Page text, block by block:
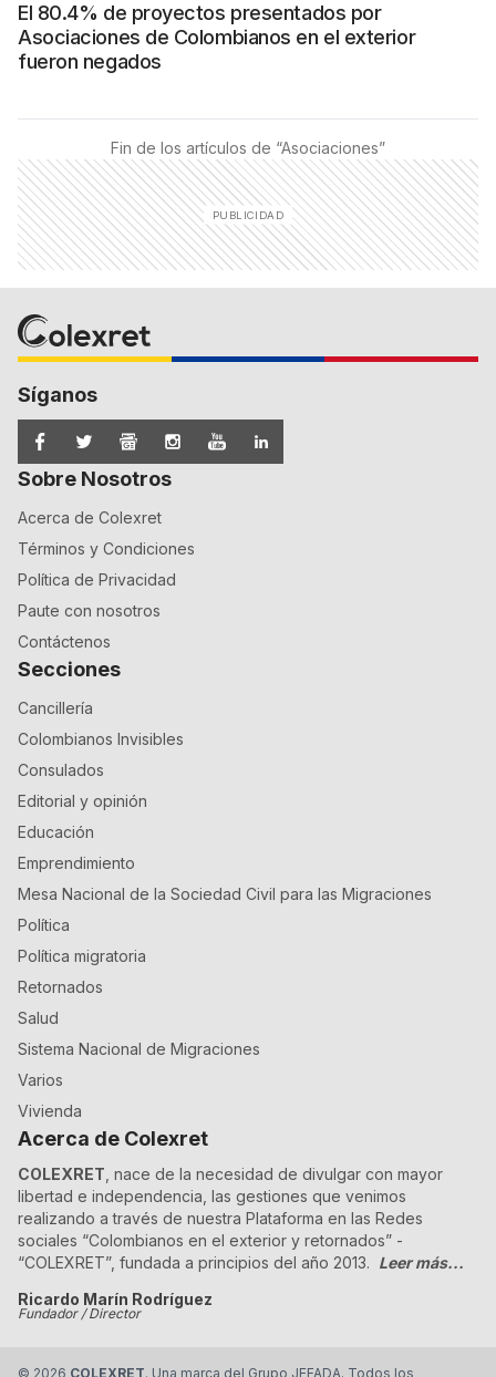
El 80.4% de proyectos presentados por
Asociaciones de Colombianos en el exterior
fueron negados
Fin de los artículos de “Asociaciones”
Síganos
Sobre Nosotros
Acerca de Colexret
Términos y Condiciones
Política de Privacidad
Paute con nosotros
Contáctenos
Secciones
Cancillería
Colombianos Invisibles
Consulados
Editorial y opinión
Educación
Emprendimiento
Mesa Nacional de la Sociedad Civil para las Migraciones
Política
Política migratoria
Retornados
Salud
Sistema Nacional de Migraciones
Varios
Vivienda
Acerca de Colexret
COLEXRET , nace de la necesidad de divulgar con mayor
libertad e independencia, las gestiones que venimos
realizando a través de nuestra Plataforma en las Redes
sociales “Colombianos en el exterior y retornados” -
“COLEXRET”, fundada a principios del año 2013. Leer más...
Ricardo Marín Rodríguez
Fundador / Director
© 2026 COLEXRET. Una marca del Grupo JEFADA. Todos los